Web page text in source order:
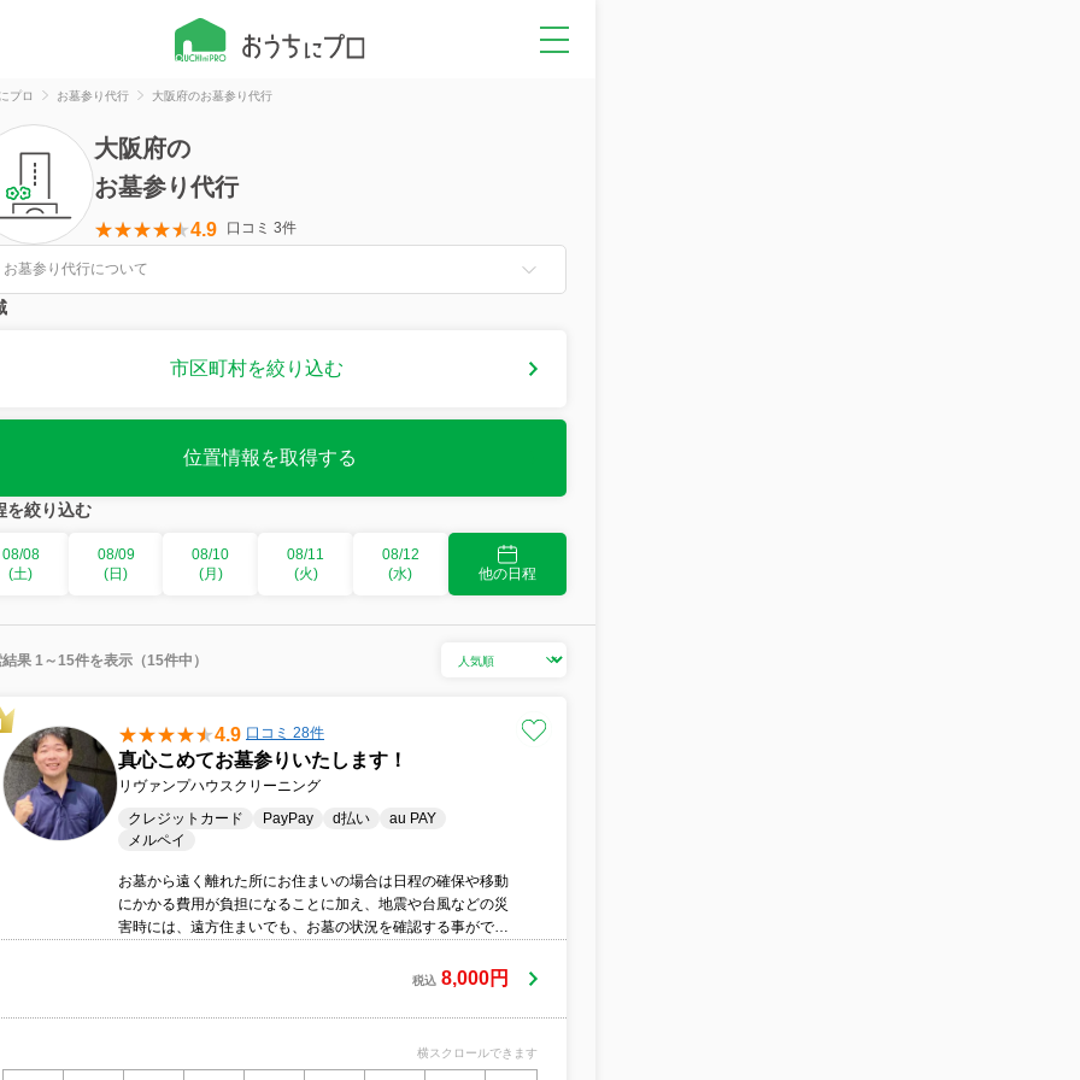
プロ お墓参り代行 大阪府のお墓参り代行
大阪府の
お墓参り代行
4.9 口コミ 3件
お墓参り代行について
市区町村を絞り込む
位置情報を取得する
を絞り込む
08/08
(土)
08/09
(日)
08/10
(月)
08/11
(火)
08/12
(水)
他の日程
果 1～15件を表示（15件中）
4.9 口コミ 28件
真心こめてお墓参りいたします！
リヴァンプハウスクリーニング
クレジットカード
PayPay d払い
au PAY
メルペイ
お墓から遠く離れた所にお住まいの場合は日程の確保や移動
にかかる費用が負担になることに加え、地震や台風などの災
害時には、遠方住まいでも、お墓の状況を確認する事がで
らお電話によりご状況のご報告を行いますので、この際に、
リットのひとつです。
税込 8,000円
横スクロールできます